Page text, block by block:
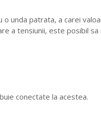
unda patrata, a carei
a tensiunii, este posibil
conectate la acestea.